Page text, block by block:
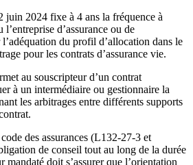
juin 2024 fixe à 4 ans la fréquence à
d’assurance ou de
du profil d’allocation dans le
pour les contrats d’assurance vie.
au souscripteur d’un contrat
à un intermédiaire ou gestionnaire la
les arbitrages entre différents supports
des assurances (L132-27-3 et
de conseil tout au long de la durée
doit s’assurer que l’orientation